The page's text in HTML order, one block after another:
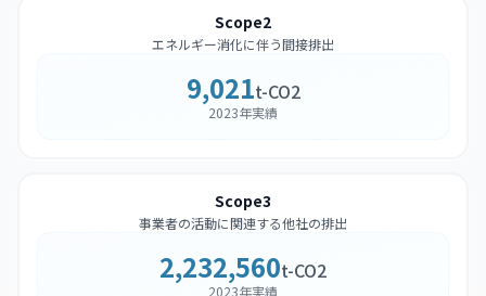
Scope2
エネルギー消化に伴う間接排出
9,021t-CO2
2023年実績
Scope3
事業者の活動に関連する他社の排出
2,232,560t-CO2
2023年実績